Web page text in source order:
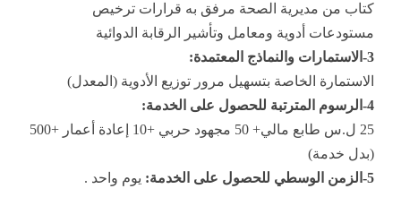
كتاب من مديرية الصحة مرفق به قرارات ترخيص
مستودعات أدوية ومعامل وتأشير الرقابة الدوائية
3-الاستمارات والنماذج المعتمدة:
الاستمارة الخاصة بتسهيل مرور توزيع الأدوية (المعدل)
4-الرسوم المترتبة للحصول على الخدمة:
25 ل.س طابع مالي+ 50 مجهود حربي +10 إعادة أعمار +500
(بدل خدمة)
5-الزمن الوسطي للحصول على الخدمة:
يوم واحد .